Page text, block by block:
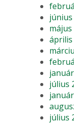
június
május
április
július
július